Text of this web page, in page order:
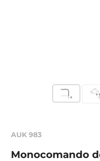
AUK 983
Monocomando